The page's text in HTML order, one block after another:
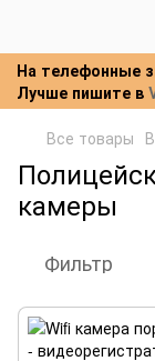
На телефонные
Лучше пишите в
Все товары
камеры
Фильтр